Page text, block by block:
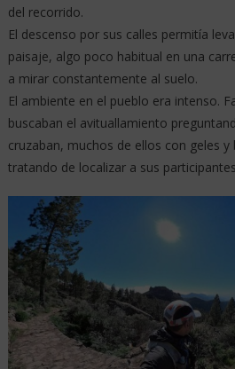
del recorrido.
El descenso por sus calles permitía
paisaje, algo poco habitual en una
a mirar constantemente al suelo.
El ambiente en el pueblo era intenso.
buscaban el avituallamiento
cruzaban, muchos de ellos con geles
tratando de localizar a sus